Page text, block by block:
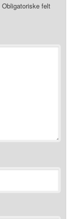
Obligatoriske felt